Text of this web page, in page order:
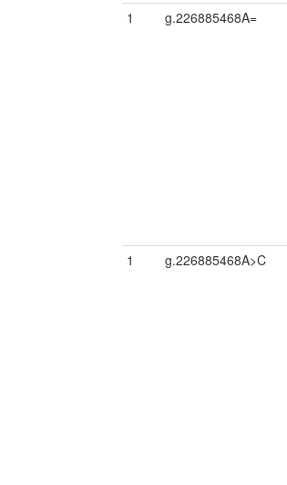
1 g.226885468A=
1 g.226885468A>C